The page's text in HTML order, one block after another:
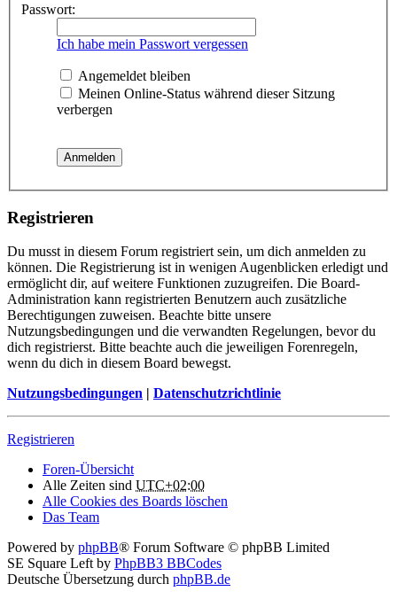
Passwort:
Ich habe mein Passwort vergessen
Angemeldet bleiben
Meinen Online-Status während dieser Sitzung
verbergen
Registrieren
Du musst in diesem Forum registriert sein, um dich anmelden zu
können. Die Registrierung ist in wenigen Augenblicken erledigt und
ermöglicht dir, auf weitere Funktionen zuzugreifen. Die Board-
Administration kann registrierten Benutzern auch zusätzliche
Berechtigungen zuweisen. Beachte bitte unsere
Nutzungsbedingungen und die verwandten Regelungen, bevor du
dich registrierst. Bitte beachte auch die jeweiligen Forenregeln,
wenn du dich in diesem Board bewegst.
Nutzungsbedingungen | Datenschutzrichtlinie
Registrieren
Foren-Übersicht
Alle Zeiten sind UTC+02:00
Alle Cookies des Boards löschen
Das Team
Powered by phpBB® Forum Software © phpBB Limited
SE Square Left by PhpBB3 BBCodes
Deutsche Übersetzung durch phpBB.de